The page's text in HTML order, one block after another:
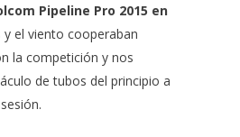
Pipeline Pro 2015 en
y el viento cooperaban
la competición y nos
de tubos del principio a